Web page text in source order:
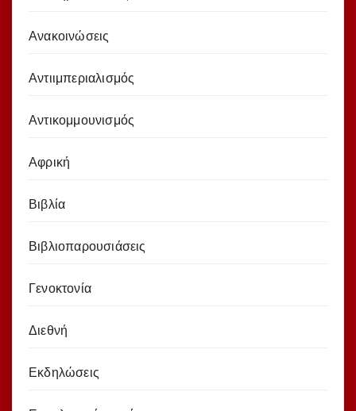
Ανακοινώσεις
Αντιιμπεριαλισμός
Αντικομμουνισμός
Αφρική
Βιβλία
Βιβλιοπαρουσιάσεις
Γενοκτονία
Διεθνή
Εκδηλώσεις